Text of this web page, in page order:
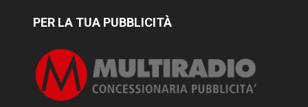
PER LA TUA PUBBLICITÀ